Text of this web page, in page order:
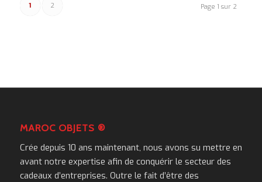
Page 1 sur 2
1 2
MAROC OBJETS ®
Crée depuis 10 ans maintenant, nous avons su mettre en
avant notre expertise afin de conquérir le secteur des
cadeaux d’entreprises. Outre le fait d’être des